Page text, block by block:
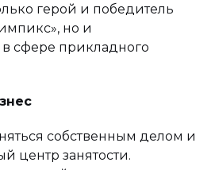
герой и победитель
но и
сфере прикладного
собственным делом и
центр занятости.